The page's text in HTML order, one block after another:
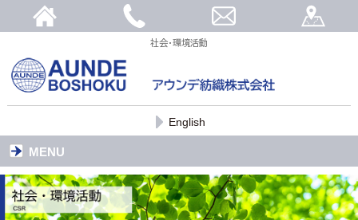
社会・環境活動
English
MENU